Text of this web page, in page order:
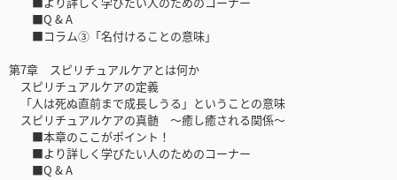
■Q & A
■コラム③「名付けることの意味」
第7章 スピリチュアルケアとは何か
スピリチュアルケアの定義
「人は死ぬ直前まで成長しうる」ということの意味
スピリチュアルケアの真髄 ～癒し癒される関係～
■本章のここがポイント！
■より詳しく学びたい人のためのコーナー
■Q & A